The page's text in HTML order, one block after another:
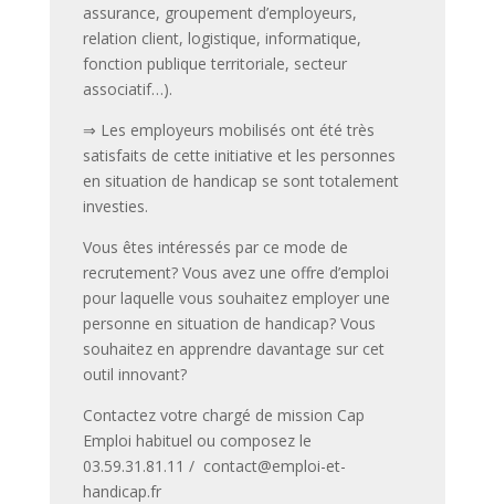
assurance, groupement d’employeurs,
relation client, logistique, informatique,
fonction publique territoriale, secteur
associatif…).
⇒ Les employeurs mobilisés ont été très
satisfaits de cette initiative et les personnes
en situation de handicap se sont totalement
investies.
Vous êtes intéressés par ce mode de
recrutement? Vous avez une offre d’emploi
pour laquelle vous souhaitez employer une
personne en situation de handicap? Vous
souhaitez en apprendre davantage sur cet
outil innovant?
Contactez votre chargé de mission Cap
Emploi habituel ou composez le
03.59.31.81.11 / contact@emploi-et-
handicap.fr